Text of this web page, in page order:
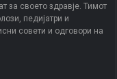
за своето здравје. Тимот
педијатри и
совети и одговори на